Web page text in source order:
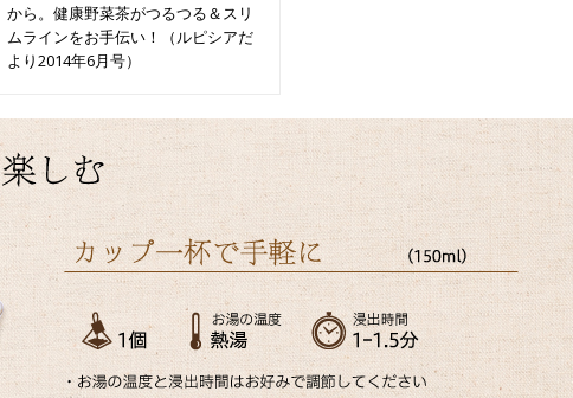
から。健康野菜茶がつるつる＆スリ
ムラインをお手伝い！（ルピシアだ
より2014年6月号）